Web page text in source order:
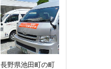
長野県池田町の町